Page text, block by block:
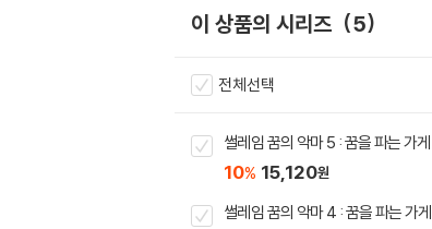
이 상품의 시리즈 5
전체선택
썰레임 꿈의 악마 5 : 꿈을 파는 가게
10% 15,120원
썰레임 꿈의 악마 4 : 꿈을 파는 가게